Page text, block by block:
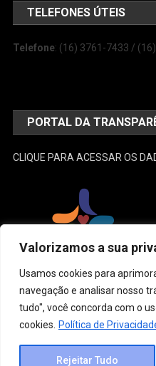
Valorizamos a sua
Usamos cookies para
navegação e analisar nosso
tudo", você concorda com o
cookies.
Política de
Rejeitar Tudo
TELEFONES ÚTEIS
Telefone: (16) 3761-7433 /
PORTAL DA
CLIQUE PARA ACESSAR OS
Desenvolvido e Administrado